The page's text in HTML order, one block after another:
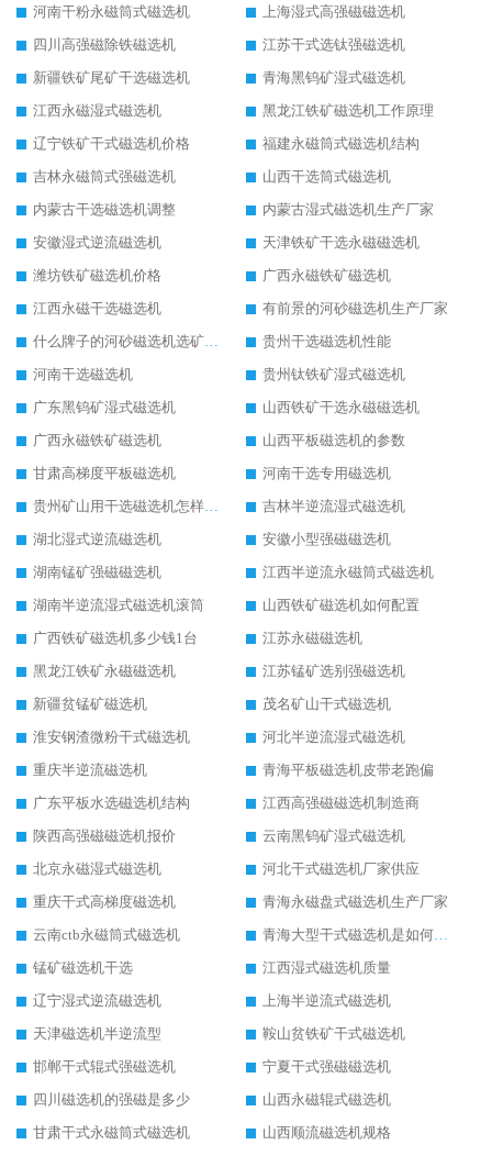
河南干粉永磁筒式磁选机
上海湿式高强磁磁选机
四川高强磁除铁磁选机
江苏干式选钛强磁选机
新疆铁矿尾矿干选磁选机
青海黑钨矿湿式磁选机
江西永磁湿式磁选机
黑龙江铁矿磁选机工作原理
辽宁铁矿干式磁选机价格
福建永磁筒式磁选机结构
吉林永磁筒式强磁选机
山西干选筒式磁选机
内蒙古干选磁选机调整
内蒙古湿式磁选机生产厂家
安徽湿式逆流磁选机
天津铁矿干选永磁磁选机
潍坊铁矿磁选机价格
广西永磁铁矿磁选机
江西永磁干选磁选机
有前景的河砂磁选机生产厂家
什么牌子的河砂磁选机选矿效果好
贵州干选磁选机性能
河南干选磁选机
贵州钛铁矿湿式磁选机
广东黑钨矿湿式磁选机
山西铁矿干选永磁磁选机
广西永磁铁矿磁选机
山西平板磁选机的参数
甘肃高梯度平板磁选机
河南干选专用磁选机
贵州矿山用干选磁选机怎样调磁
吉林半逆流湿式磁选机
湖北湿式逆流磁选机
安徽小型强磁磁选机
湖南锰矿强磁磁选机
江西半逆流永磁筒式磁选机
湖南半逆流湿式磁选机滚筒
山西铁矿磁选机如何配置
广西铁矿磁选机多少钱1台
江苏永磁磁选机
黑龙江铁矿永磁磁选机
江苏锰矿选别强磁选机
新疆贫锰矿磁选机
茂名矿山干式磁选机
淮安钢渣微粉干式磁选机
河北半逆流湿式磁选机
重庆半逆流磁选机
青海平板磁选机皮带老跑偏
广东平板水选磁选机结构
江西高强磁磁选机制造商
陕西高强磁磁选机报价
云南黑钨矿湿式磁选机
北京永磁湿式磁选机
河北干式磁选机厂家供应
重庆干式高梯度磁选机
青海永磁盘式磁选机生产厂家
云南ctb永磁筒式磁选机
青海大型干式磁选机是如何选矿的
锰矿磁选机干选
江西湿式磁选机质量
辽宁湿式逆流磁选机
上海半逆流式磁选机
天津磁选机半逆流型
鞍山贫铁矿干式磁选机
邯郸干式辊式强磁选机
宁夏干式强磁磁选机
四川磁选机的强磁是多少
山西永磁辊式磁选机
甘肃干式永磁筒式磁选机
山西顺流磁选机规格